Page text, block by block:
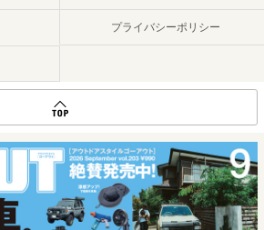
プライバシーポリシー